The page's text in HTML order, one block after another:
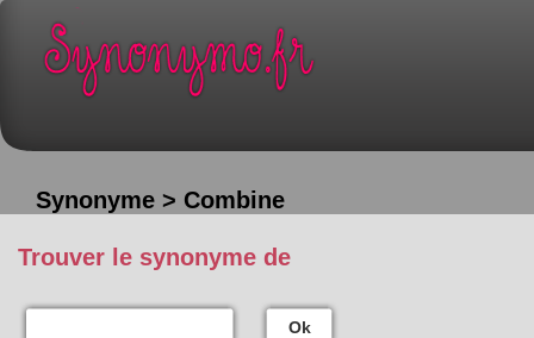
Synonyme > Combine
Trouver le synonyme de
Ok